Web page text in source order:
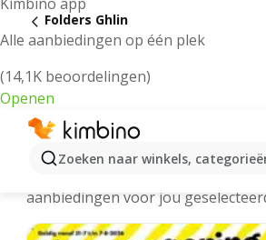
Alle aanbiedingen op één plek
(14,1K beoordelingen)
Openen
Zoeken naar winkels,
Folders Ghlin
Ghlin folders online
aanbiedingen voor jou